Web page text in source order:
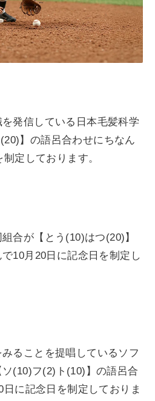
発信している日本毛髪科学
】の語呂合わせにちなん
定しております。
合が【とう(10)はつ(20)】
10月20日に記念日を制定し
ることを提唱しているソフ
ソ(10)フ(2)ト(10)】の語呂合
に記念日を制定しておりま